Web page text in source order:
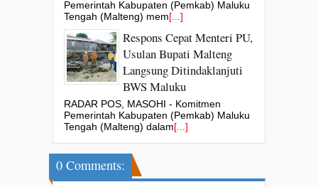
Pemerintah Kabupaten (Pemkab) Maluku
Tengah (Malteng) mem[...]
Respons Cepat Menteri PU,
Usulan Bupati Malteng
Langsung Ditindaklanjuti
BWS Maluku
RADAR POS, MASOHI - Komitmen
Pemerintah Kabupaten (Pemkab) Maluku
Tengah (Malteng) dalam[...]
0 Comments: